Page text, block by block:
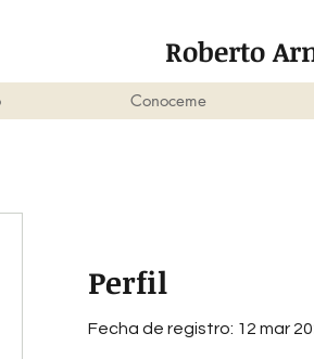
Roberto
Conoceme
Perfil
Fecha de registro: 12 mar